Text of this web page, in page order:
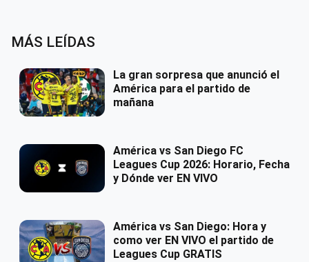
MÁS LEÍDAS
La gran sorpresa que anunció el
América para el partido de
mañana
América vs San Diego FC
Leagues Cup 2026: Horario, Fecha
y Dónde ver EN VIVO
América vs San Diego: Hora y
como ver EN VIVO el partido de
Leagues Cup GRATIS